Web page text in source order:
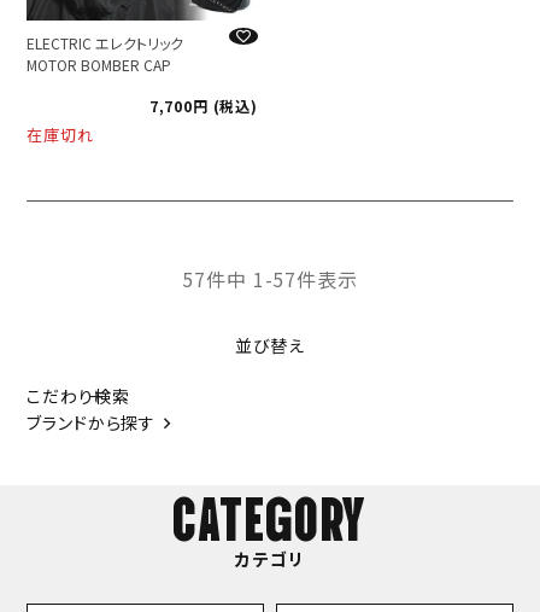
ELECTRIC エレクトリック
MOTOR BOMBER CAP
7,700
税込
在庫切れ
並び替え
57件中 1-57件表示
こだわり検索
ブランドから探す
CATEGORY
カテゴリ